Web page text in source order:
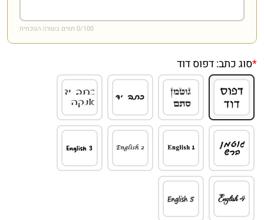
0/100 תווים בשורה הנוכחית
*סוג כתב:דפוס דוד